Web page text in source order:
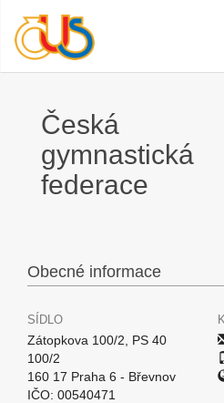
Česká
gymnastická
federace
Obecné informace
SÍDLO
Zátopkova 100/2, PS 40
100/2
160 17 Praha 6 - Břevnov
IČO: 00540471